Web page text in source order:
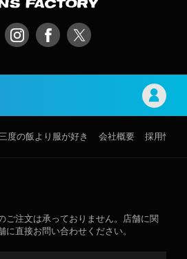
度の飯より服が好き 会社概要 採用情報
ご注文は承っておりません。店舗に関
直接お問い合わせください。